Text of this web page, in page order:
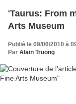
'Taurus: From
Arts Museum
Publié le 09/06/2010 à
Par Alain Truong